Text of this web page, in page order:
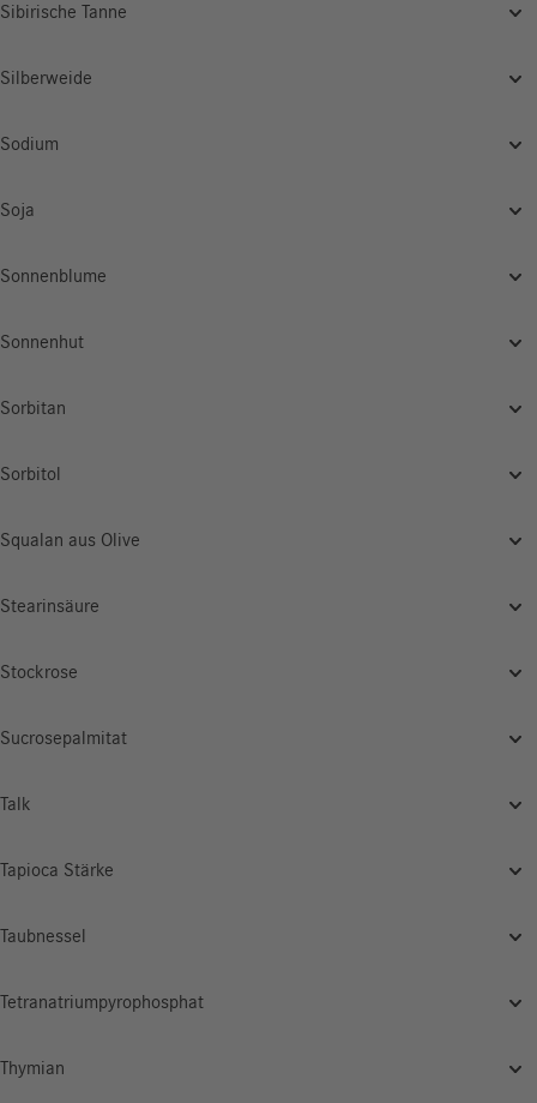
Sibirische Tanne
Silberweide
Sodium
Soja
Sonnenblume
Sonnenhut
Sorbitan
Sorbitol
Squalan aus Olive
Stearinsäure
Stockrose
Sucrosepalmitat
Talk
Tapioca Stärke
Taubnessel
Tetranatriumpyrophosphat
Thymian